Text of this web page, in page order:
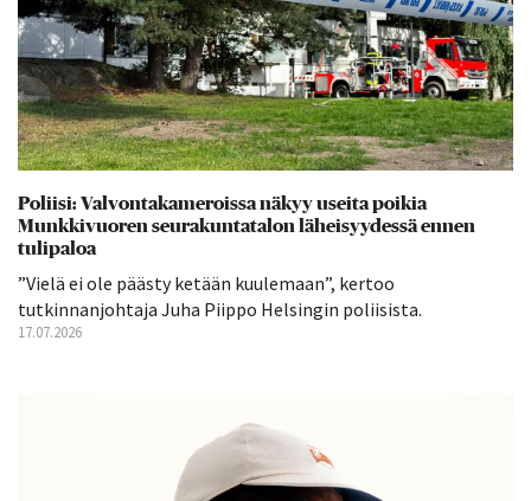
Poliisi: Valvontakameroissa näkyy useita poikia
Munkkivuoren seurakuntatalon läheisyydessä ennen
tulipaloa
”Vielä ei ole päästy ketään kuulemaan”, kertoo
tutkinnanjohtaja Juha Piippo Helsingin poliisista.
17.07.2026